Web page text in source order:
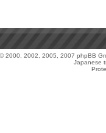
© 2000, 2002, 2005, 2007 phpBB
Japanese